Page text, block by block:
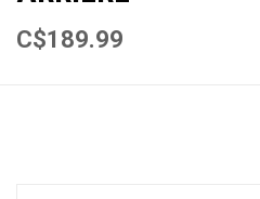
C$189.99